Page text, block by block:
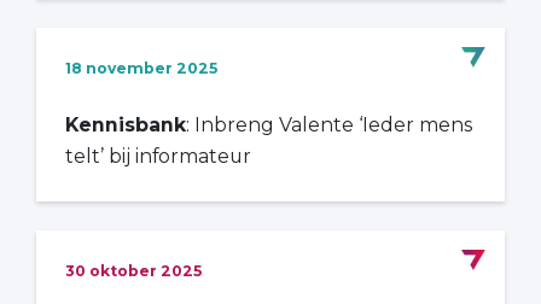
18 november 2025
Kennisbank: Inbreng Valente ‘Ieder mens
telt’ bij informateur
30 oktober 2025